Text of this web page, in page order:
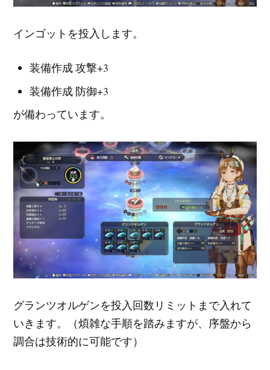
インゴットを投入します。
装備作成 攻撃+3
装備作成 防御+3
が備わっています。
グランツオルゲンを投入回数リミットまで入れて
いきます。（煩雑な手順を踏みますが、序盤から
調合は技術的に可能です）